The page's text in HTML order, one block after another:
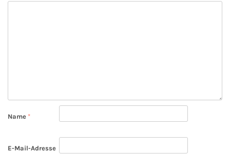
Name *
E-Mail-Adresse